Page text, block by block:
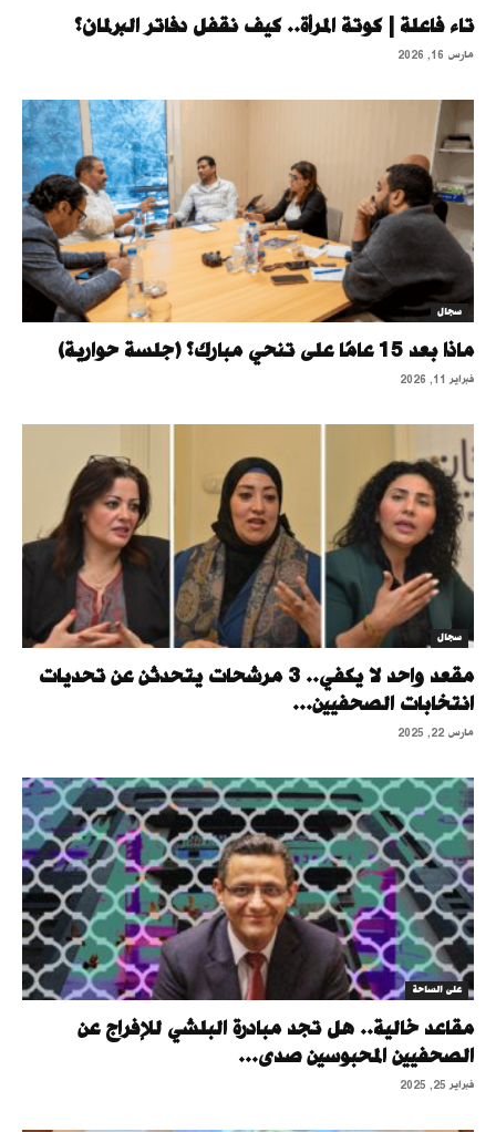
تاء فاعلة | كوتة المرأة.. كيف نقفل دفاتر البرلمان؟
مارس 16, 2026
سجال
ماذا بعد 15 عامًا على تنحي مبارك؟ (جلسة حوارية)
فبراير 11, 2026
سجال
مقعد واحد لا يكفي.. 3 مرشحات يتحدثن عن تحديات
انتخابات الصحفيين...
مارس 22, 2025
على الساحة
مقاعد خالية.. هل تجد مبادرة البلشي للإفراج عن
الصحفيين المحبوسين صدى...
فبراير 25, 2025